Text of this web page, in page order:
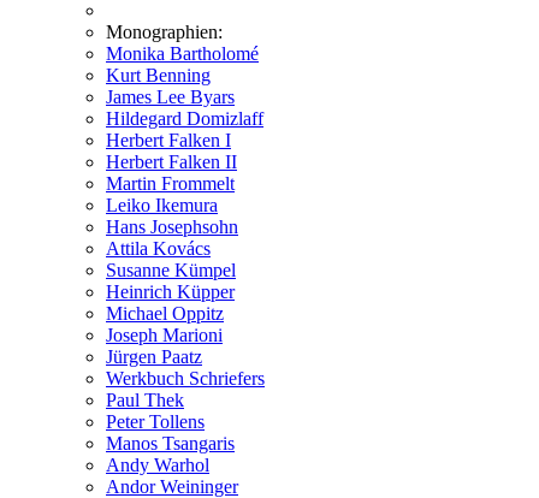
Monographien:
Monika Bartholomé
Kurt Benning
James Lee Byars
Hildegard Domizlaff
Herbert Falken I
Herbert Falken II
Martin Frommelt
Leiko Ikemura
Hans Josephsohn
Attila Kovács
Susanne Kümpel
Heinrich Küpper
Michael Oppitz
Joseph Marioni
Jürgen Paatz
Werkbuch Schriefers
Paul Thek
Peter Tollens
Manos Tsangaris
Andy Warhol
Andor Weininger